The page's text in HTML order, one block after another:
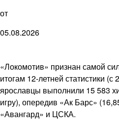
от
05.08.2026
«Локомотив» признан самой
итогам 12-летней статистики
ярославцы выполнили 15 583
игру), опередив «Ак Барс»
«Авангард» и ЦСКА.